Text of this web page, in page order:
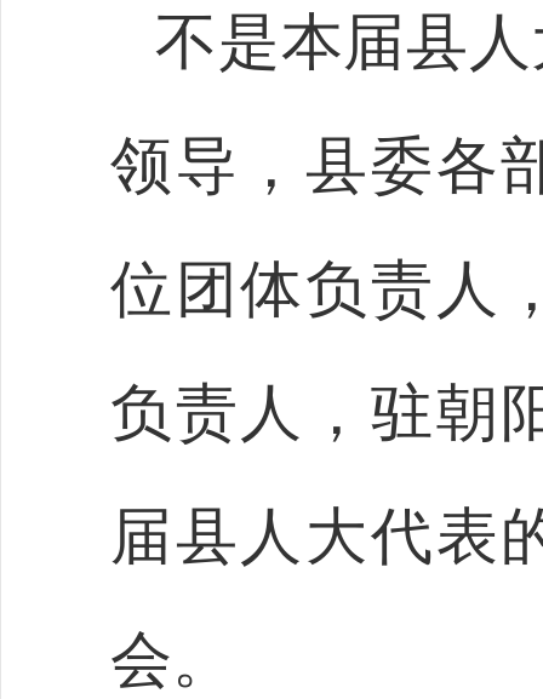
不是本届县
领导，县委各
位团体负责人
负责人，驻朝
届县人大代表
会。